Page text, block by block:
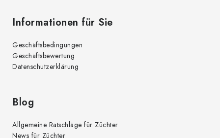
Informationen für Sie
Geschäftsbedingungen
Geschäftsbewertung
Datenschutzerklärung
Blog
Allgemeine Ratschläge für Züchter
News für Züchter